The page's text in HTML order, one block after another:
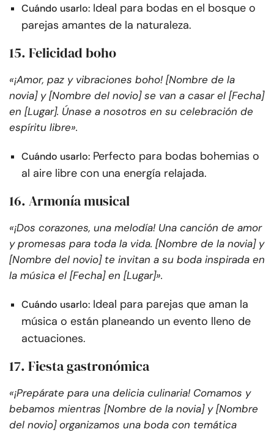
Cuándo usarlo: Ideal para bodas en el bosque o
parejas amantes de la naturaleza.
15. Felicidad boho
«¡Amor, paz y vibraciones boho! [Nombre de la
novia] y [Nombre del novio] se van a casar el [Fecha]
en [Lugar]. Únase a nosotros en su celebración de
espíritu libre».
Cuándo usarlo: Perfecto para bodas bohemias o
al aire libre con una energía relajada.
16. Armonía musical
«¡Dos corazones, una melodía! Una canción de amor
y promesas para toda la vida. [Nombre de la novia] y
[Nombre del novio] te invitan a su boda inspirada en
la música el [Fecha] en [Lugar]».
Cuándo usarlo: Ideal para parejas que aman la
música o están planeando un evento lleno de
actuaciones.
17. Fiesta gastronómica
«¡Prepárate para una delicia culinaria! Comamos y
bebamos mientras [Nombre de la novia] y [Nombre
del novio] organizamos una boda con temática